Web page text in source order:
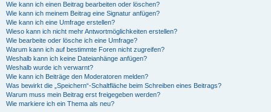
Wie kann ich einen Beitrag bearbeiten oder löschen?
Wie kann ich meinem Beitrag eine Signatur anfügen?
Wie kann ich eine Umfrage erstellen?
Wieso kann ich nicht mehr Antwortmöglichkeiten erstellen?
Wie bearbeite oder lösche ich eine Umfrage?
Warum kann ich auf bestimmte Foren nicht zugreifen?
Weshalb kann ich keine Dateianhänge anfügen?
Weshalb wurde ich verwarnt?
Wie kann ich Beiträge den Moderatoren melden?
Was bewirkt die „Speichern“-Schaltfläche beim Schreiben eines Beitrags?
Warum muss mein Beitrag erst freigegeben werden?
Wie markiere ich ein Thema als neu?